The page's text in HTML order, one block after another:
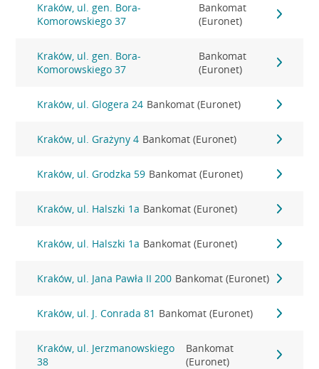
Kraków, ul. gen. Bora-
Komorowskiego 37
Bankomat
(Euronet)
Kraków, ul. gen. Bora-
Komorowskiego 37
Bankomat
(Euronet)
Kraków, ul. Glogera 24 Bankomat (Euronet)
Kraków, ul. Grażyny 4 Bankomat (Euronet)
Kraków, ul. Grodzka 59 Bankomat (Euronet)
Kraków, ul. Halszki 1a Bankomat (Euronet)
Kraków, ul. Halszki 1a Bankomat (Euronet)
Kraków, ul. Jana Pawła II 200 Bankomat (Euronet)
Kraków, ul. J. Conrada 81 Bankomat (Euronet)
Kraków, ul. Jerzmanowskiego
38
Bankomat
(Euronet)